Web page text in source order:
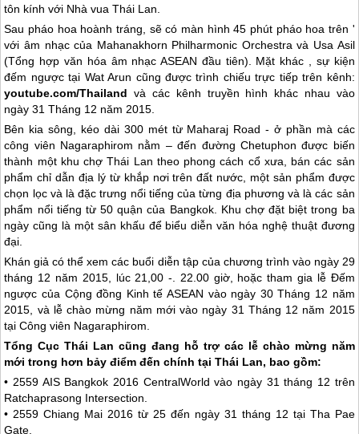
tôn kính với Nhà vuaThái Lan
Sau pháo hoa hoành tráng, sẽ có màn hình 45 phút pháo hoa trên '
với âm nhạc của Mahanakhorn Philharmonic Orchestra và Usa Asil
(Tổng hợp văn hóa âm nhạc ASEAN đầu tiên). Mặt khác , sự kiện
đếm ngược tại Wat Arun cũng được trình chiếu trực tiếp trên kênh:
youtube.com/Thailand và các kênh truyền hình khác nhau vào
ngày 31 Tháng 12 năm 2015.
Bên kia sông, kéo dài 300 mét từ Maharaj Road - ở phần mà các
công viên Nagaraphirom nằm – đến đường Chetuphon được biến
thành một khu chợThái Lan theo phong cách cổ xưa, bán các sản
phẩm chỉ dẫn địa lý từ khắp nơi trên đất nước, một sản phẩm được
chọn lọc và là đặc trưng nổi tiếng của từng địa phương và là các sản
phẩm nổi tiếng từ 50 quận của Bangkok. Khu chợ đặt biệt trong ba
ngày cũng là một sân khấu để biểu diễn văn hóa nghệ thuật đương
đại.
Khán giả có thể xem các buổi diễn tập của chương trình vào ngày 29
tháng 12 năm 2015, lúc 21,00 -. 22.00 giờ, hoặc tham gia lễ Đếm
ngược của Cộng đồng Kinh tế ASEAN vào ngày 30 Tháng 12 năm
2015, và lễ chào mừng năm mới vào ngày 31 Tháng 12 năm 2015
tại Công viên Nagaraphirom.
Tổng CụcThái Lan cũng đang hỗ trợ các lễ chào mừng năm
mới trong hơn bảy điểm đến chính tạiThái Lan, bao gồm:
• 2559 AIS Bangkok 2016 CentralWorld vào ngày 31 tháng 12 trên
Ratchaprasong Intersection.
• 2559 Chiang Mai 2016 từ 25 đến ngày 31 tháng 12 tại Tha Pae
Gate.